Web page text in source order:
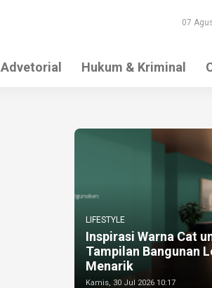
07
Advetorial Hukum & Kriminal
LIFESTYLE
Inspirasi Warna Cat
Tampilan Bangunan
Menarik
Kamis, 30 Jul 2026 10:17